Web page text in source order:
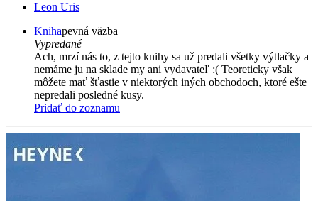
Leon Uris
Knihapevná väzba
Vypredané
Ach, mrzí nás to, z tejto knihy sa už predali všetky výtlačky a
nemáme ju na sklade my ani vydavateľ :( Teoreticky však
môžete mať šťastie v niektorých iných obchodoch, ktoré ešte
nepredali posledné kusy.
Pridať do zoznamu